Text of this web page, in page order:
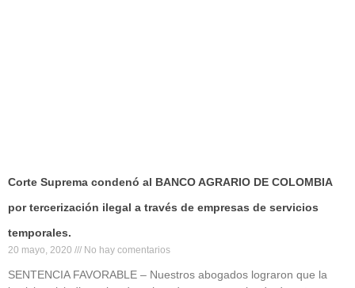
Corte Suprema condenó al BANCO AGRARIO DE COLOMBIA
por tercerización ilegal a través de empresas de servicios
temporales.
20 mayo, 2020 No hay comentarios
SENTENCIA FAVORABLE – Nuestros abogados lograron que la